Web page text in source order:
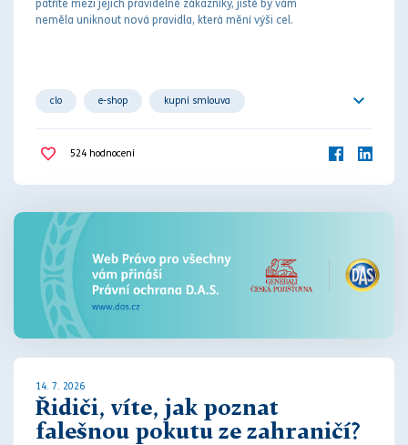
patříte mezi jejich pravidelné zákazníky, jistě by vám
neměla uniknout nová pravidla, která mění výši cel.
clo e-shop kupní smlouva
online tržiště
zahraničí
524 hodnocení
14. 7. 2026
Řidiči, víte, jak poznat
falešnou pokutu ze zahraničí?